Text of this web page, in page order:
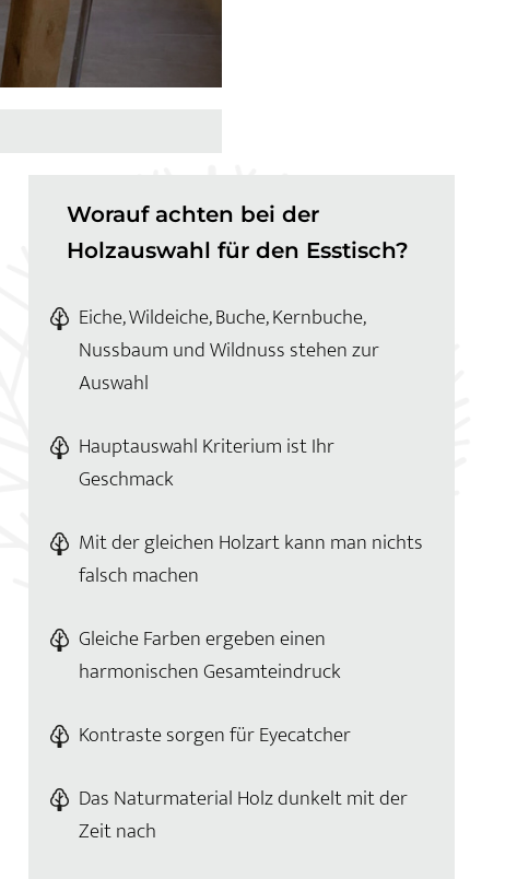
Worauf achten bei der
Holzauswahl für den Esstisch?
Eiche, Wildeiche, Buche, Kernbuche,
Nussbaum und Wildnuss stehen zur
Auswahl
Hauptauswahl Kriterium ist Ihr
Geschmack
Mit der gleichen Holzart kann man nichts
falsch machen
Gleiche Farben ergeben einen
harmonischen Gesamteindruck
Kontraste sorgen für Eyecatcher
Das Naturmaterial Holz dunkelt mit der
Zeit nach